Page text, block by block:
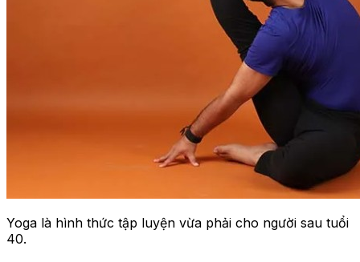
Yoga là hình thức tập luyện vừa phải cho người sau tuổi
40.